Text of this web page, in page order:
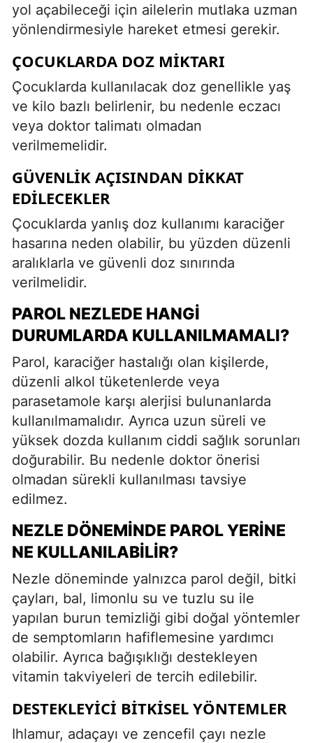
yol açabileceği için ailelerin mutlaka uzman
yönlendirmesiyle hareket etmesi gerekir.
ÇOCUKLARDA DOZ MIKTARI
Çocuklarda kullanılacak doz genellikle yaş
ve kilo bazlı belirlenir, bu nedenle eczacı
veya doktor talimatı olmadan
verilmemelidir.
GÜVENLIK AÇISINDAN DIKKAT
EDILECEKLER
Çocuklarda yanlış doz kullanımı karaciğer
hasarına neden olabilir, bu yüzden düzenli
aralıklarla ve güvenli doz sınırında
verilmelidir.
PAROL NEZLEDE HANGI
DURUMLARDA KULLANILMAMALI?
Parol, karaciğer hastalığı olan kişilerde,
düzenli alkol tüketenlerde veya
parasetamole karşı alerjisi bulunanlarda
kullanılmamalıdır. Ayrıca uzun süreli ve
yüksek dozda kullanım ciddi sağlık sorunları
doğurabilir. Bu nedenle doktor önerisi
olmadan sürekli kullanılması tavsiye
edilmez.
NEZLE DÖNEMINDE PAROL YERINE
NE KULLANILABILIR?
Nezle döneminde yalnızca parol değil, bitki
çayları, bal, limonlu su ve tuzlu su ile
yapılan burun temizliği gibi doğal yöntemler
de semptomların hafiflemesine yardımcı
olabilir. Ayrıca bağışıklığı destekleyen
vitamin takviyeleri de tercih edilebilir.
DESTEKLEYICI BITKISEL YÖNTEMLER
Ihlamur, adaçayı ve zencefil çayı nezle